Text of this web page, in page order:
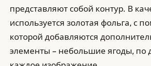
представляют собой контур. В
используется золотая фольга, с
которой добавляются
элементы – небольшие ягоды, по